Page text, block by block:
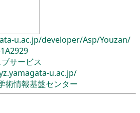
u.ac.jp/developer/Asp/Youzan/
サービス
u.ac.jp/
術情報基盤センター